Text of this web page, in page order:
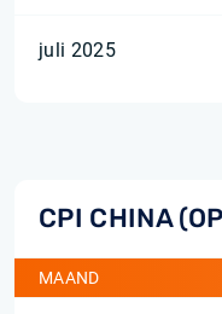
juli 2025
CPI CHINA
MAAND